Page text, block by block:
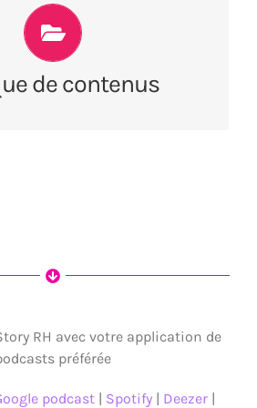
de contenus
une manne de contenus
lesquels piocher pour enrichir
ce qui existe déjà.
RH avec votre application de
préférée
podcast | Spotify | Deezer |